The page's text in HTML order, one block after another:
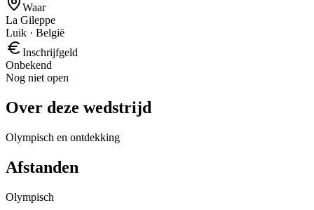
Waar
La Gileppe
Luik · België
Inschrijfgeld
Onbekend
Nog niet open
Over deze wedstrijd
Olympisch en ontdekking
Afstanden
Olympisch